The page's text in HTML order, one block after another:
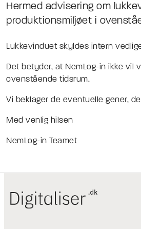
Hermed advisering om
produktionsmiljøet i
Lukkevinduet skyldes intern
Det betyder, at NemLog-in ikke
ovenstående tidsrum.
Vi beklager de eventuelle gener,
Med venlig hilsen
NemLog-in Teamet